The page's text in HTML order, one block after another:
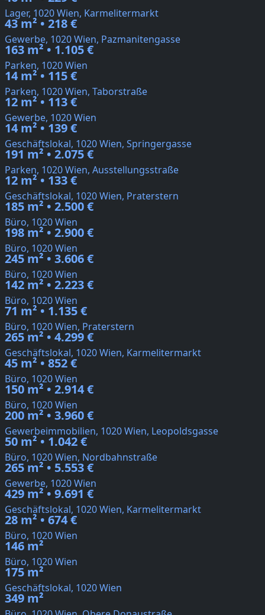
Lager, 1020 Wien, Karmelitermarkt
43 m² • 218 €
Gewerbe, 1020 Wien, Pazmanitengasse
163 m² • 1.105 €
Parken, 1020 Wien
14 m² • 115 €
Parken, 1020 Wien, Taborstraße
12 m² • 113 €
Gewerbe, 1020 Wien
14 m² • 139 €
Geschäftslokal, 1020 Wien, Springergasse
191 m² • 2.075 €
Parken, 1020 Wien, Ausstellungsstraße
12 m² • 133 €
Geschäftslokal, 1020 Wien, Praterstern
185 m² • 2.500 €
Büro, 1020 Wien
198 m² • 2.900 €
Büro, 1020 Wien
245 m² • 3.606 €
Büro, 1020 Wien
142 m² • 2.223 €
Büro, 1020 Wien
71 m² • 1.135 €
Büro, 1020 Wien, Praterstern
265 m² • 4.299 €
Geschäftslokal, 1020 Wien, Karmelitermarkt
45 m² • 852 €
Büro, 1020 Wien
150 m² • 2.914 €
Büro, 1020 Wien
200 m² • 3.960 €
Gewerbeimmobilien, 1020 Wien, Leopoldsgasse
50 m² • 1.042 €
Büro, 1020 Wien, Nordbahnstraße
265 m² • 5.553 €
Gewerbe, 1020 Wien
429 m² • 9.691 €
Geschäftslokal, 1020 Wien, Karmelitermarkt
28 m² • 674 €
Büro, 1020 Wien
146 m²
Büro, 1020 Wien
175 m²
Geschäftslokal, 1020 Wien
349 m²